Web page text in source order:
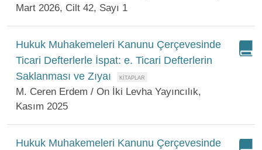
Mart 2026, Cilt 42, Sayı 1
Hukuk Muhakemeleri Kanunu Çerçevesinde
Ticari Defterlerle İspat: e. Ticari Defterlerin
Saklanması ve Zıyaı
M. Ceren Erdem / On İki Levha Yayıncılık,
Kasım 2025
Hukuk Muhakemeleri Kanunu Çerçevesinde